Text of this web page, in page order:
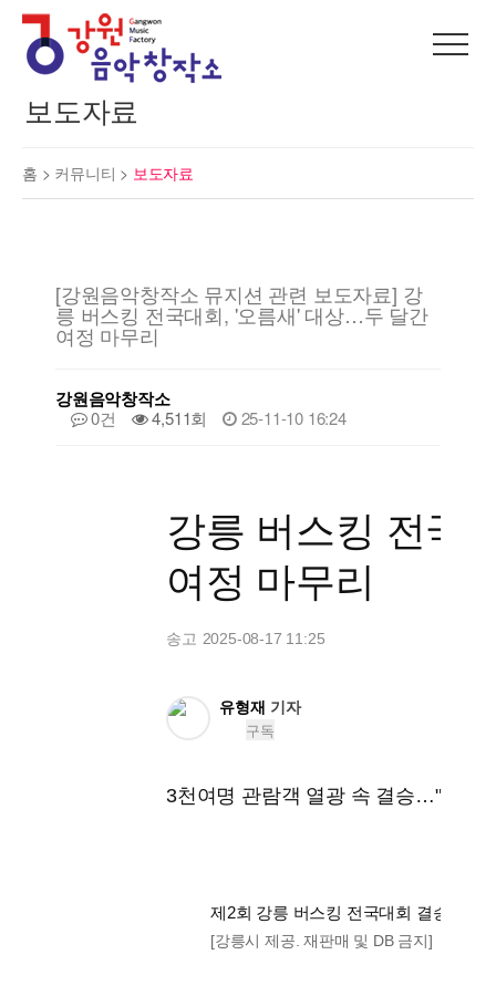
보도자료
홈 > 커뮤니티 > 보도자료
[강원음악창작소 뮤지션 관련 보도자료] 강
릉 버스킹 전국대회, '오름새' 대상…두 달간
여정 마무리
강원음악창작소
0건 4,511회 25-11-10 16:24
강릉 버스킹 전국
여정 마무리
송고 2025-08-17 11:25
유형재 기자
구독
3천여명 관람객 열광 속 결승…"전국
제2회 강릉 버스킹 전국대회 결승 무대
[강릉시 제공. 재판매 및 DB 금지]